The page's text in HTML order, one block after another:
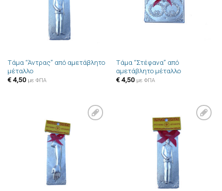
Τάμα “Άντρας” από αμετάβλητο
μέταλλο
€4,50 με ΦΠΑ
Τάμα “Στέφανα” από
αμετάβλητο μέταλλο
€4,50 με ΦΠΑ